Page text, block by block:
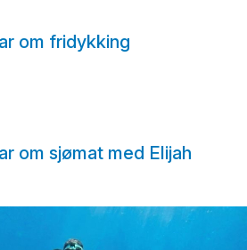
om fridykking
om sjømat med Elijah